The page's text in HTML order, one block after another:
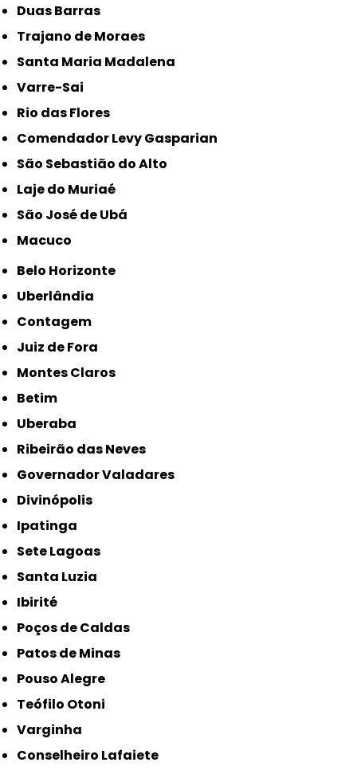
Duas Barras
Trajano de Moraes
Santa Maria Madalena
Varre-Sai
Rio das Flores
Comendador Levy Gasparian
São Sebastião do Alto
Laje do Muriaé
São José de Ubá
Macuco
Belo Horizonte
Uberlândia
Contagem
Juiz de Fora
Montes Claros
Betim
Uberaba
Ribeirão das Neves
Governador Valadares
Divinópolis
Ipatinga
Sete Lagoas
Santa Luzia
Ibirité
Poços de Caldas
Patos de Minas
Pouso Alegre
Teófilo Otoni
Varginha
Conselheiro Lafaiete